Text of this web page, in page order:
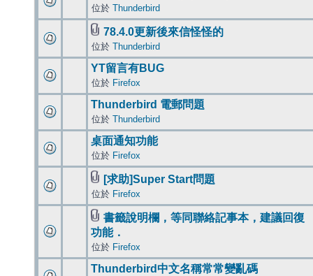
位於 Thunderbird
78.4.0更新後來信怪怪的
位於 Thunderbird
YT留言有BUG
位於 Firefox
Thunderbird 電郵問題
位於 Thunderbird
桌面通知功能
位於 Firefox
[求助]Super Start問題
位於 Firefox
書籤說明欄，等同聯絡記事本，建議回復
功能．
位於 Firefox
Thunderbird中文名稱常常變亂碼